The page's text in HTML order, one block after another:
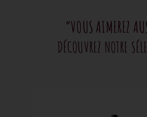
“VOUS AIMEREZ
DÉCOUVREZ NOTRE